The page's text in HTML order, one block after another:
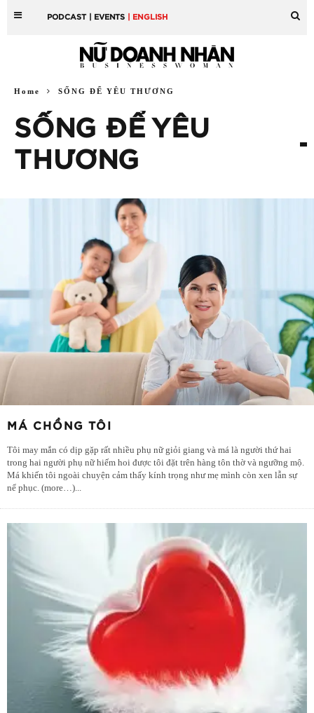
PODCAST | EVENTS | ENGLISH
Home SỐNG ĐỂ YÊU THƯƠNG
SỐNG ĐỂ YÊU
THƯƠNG
MÁ CHỒNG TÔI
Tôi may mắn có dịp gặp rất nhiều phụ nữ giỏi giang và má là người thứ hai
trong hai người phụ nữ hiếm hoi được tôi đặt trên hàng tôn thờ và ngưỡng mộ.
Má khiến tôi ngoài chuyện cảm thấy kính trọng như mẹ mình còn xen lẫn sự
nể phục. (more…)...